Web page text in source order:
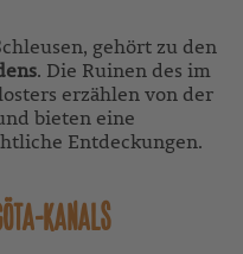
gehört zu den
. Die Ruinen des im
erzählen von der
bieten eine
Entdeckungen.
KANALS